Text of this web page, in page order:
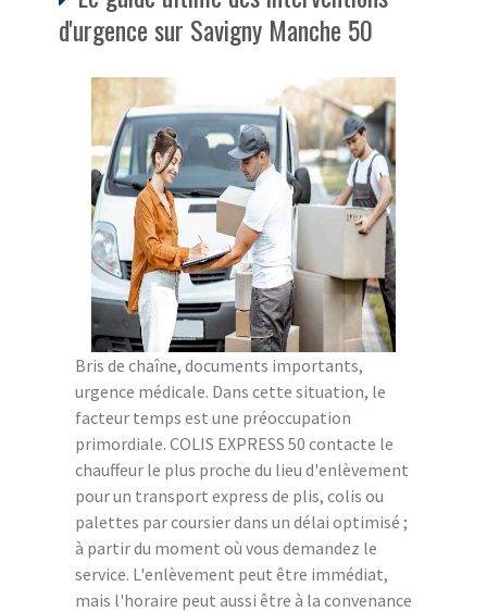
d'urgence sur Savigny Manche 50
Bris de chaîne, documents importants,
urgence médicale. Dans cette situation, le
facteur temps est une préoccupation
primordiale. COLIS EXPRESS 50 contacte le
chauffeur le plus proche du lieu d'enlèvement
pour un transport express de plis, colis ou
palettes par coursier dans un délai optimisé ;
à partir du moment où vous demandez le
service. L'enlèvement peut être immédiat,
mais l'horaire peut aussi être à la convenance